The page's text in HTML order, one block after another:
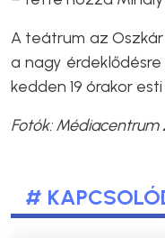
A teátrum az
a nagy
kedden 19 órakor
Fotók:
#